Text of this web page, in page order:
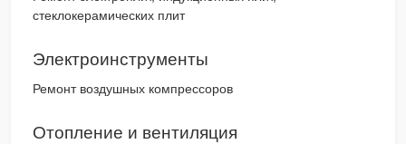
стеклокерамических плит
Электроинструменты
Ремонт воздушных компрессоров
Отопление и вентиляция